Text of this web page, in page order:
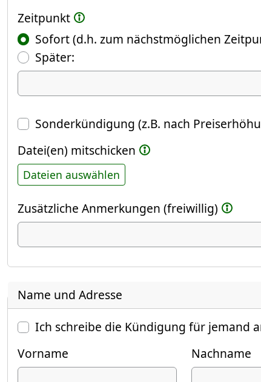
Zeitpunkt
Sofort (d.h. zum nächstmöglichen
Später:(Fokus springt automatisch ins
Datum
Sonderkündigung (z.B. nach
Datei(en) mitschicken
Dateien auswählen
Zusätzliche Anmerkungen (freiwillig)
Name und Adresse
Ich schreibe die Kündigung für jemand
Vorname
Nachname